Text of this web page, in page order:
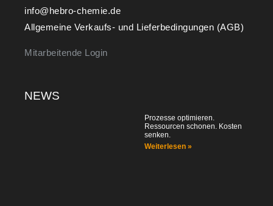
info@hebro-chemie.de
Allgemeine Verkaufs- und Lieferbedingungen (AGB)
Mitarbeitende Login
NEWS
Prozesse optimieren.
Ressourcen schonen. Kosten
senken.
Weiterlesen »